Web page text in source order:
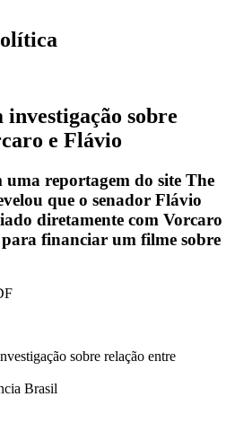
investigação sobre
e Flávio
uma reportagem do site The
que o senador Flávio
diretamente com Vorcaro
financiar um filme sobre
Brasil